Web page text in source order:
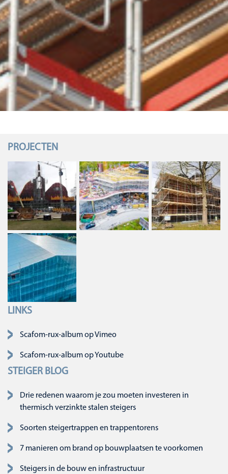
PROJECTEN
LINKS
Navigatie overslaan
Scafom-rux-album op Vimeo
Scafom-rux-album op Youtube
STEIGER BLOG
Drie redenen waarom je zou moeten investeren in
thermisch verzinkte stalen steigers
Soorten steigertrappen en trappentorens
7 manieren om brand op bouwplaatsen te voorkomen
Steigers in de bouw en infrastructuur